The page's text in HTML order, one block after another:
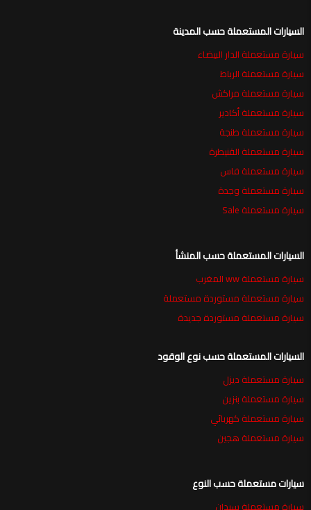
السيارات المستعملة حسب المدينة
سيارة مستعملة الدار البيضاء
سيارة مستعملة الرباط
سيارة مستعملة مراكش
سيارة مستعملة أكادير
سيارة مستعملة طنجة
سيارة مستعملة القنيطرة
سيارة مستعملة فاس
سيارة مستعملة وجدة
سيارة مستعملة Sale
السيارات المستعملة حسب المنشأ
سيارة مستعملة ww المغرب
سيارة مستعملة مستوردة مستعملة
سيارة مستعملة مستوردة جديدة
السيارات المستعملة حسب نوع الوقود
سيارة مستعملة ديزل
سيارة مستعملة بنزين
سيارة مستعملة كهربائي
سيارة مستعملة هجين
سيارات مستعملة حسب النوع